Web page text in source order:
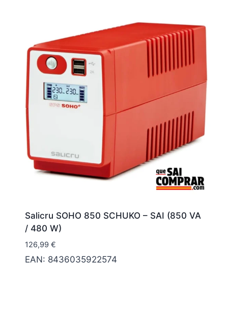
Salicru SOHO 850 SCHUKO – SAI (850 VA
/ 480 W)
126,99 €
EAN: 8436035922574